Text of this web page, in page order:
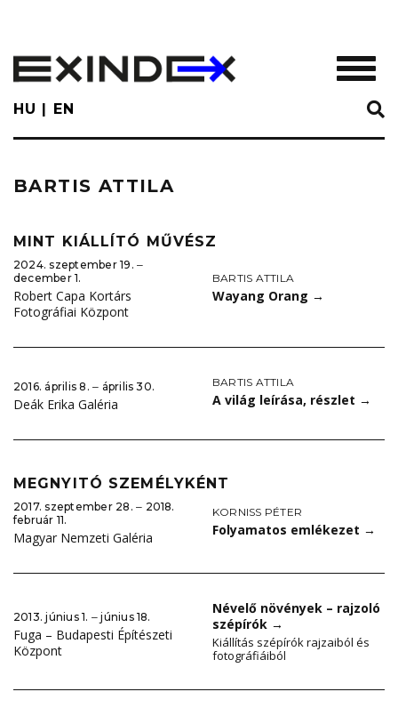
main
content
HU EN
BARTIS ATTILA
MINT KIÁLLÍTÓ MŰVÉSZ
2024. szeptember 19. ‒
december 1.
Robert Capa Kortárs
Fotográfiai Központ
BARTIS ATTILA
Wayang Orang →
2016. április 8. ‒ április 30.
Deák Erika Galéria
BARTIS ATTILA
A világ leírása, részlet →
MEGNYITÓ SZEMÉLYKÉNT
2017. szeptember 28. ‒ 2018.
február 11.
Magyar Nemzeti Galéria
KORNISS PÉTER
Folyamatos emlékezet →
2013. június 1. ‒ június 18.
Fuga – Budapesti Építészeti
Központ
Névelő növények – rajzoló
szépírók →
Kiállítás szépírók rajzaiból és
fotográfiáiból